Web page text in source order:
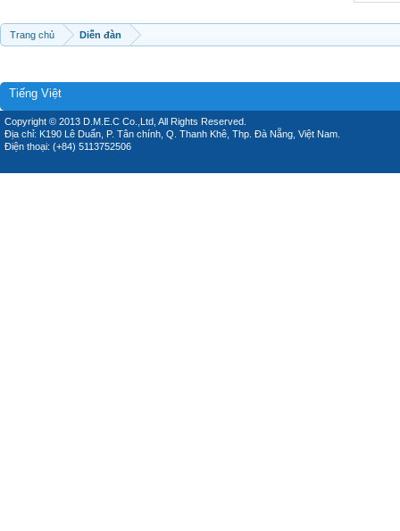
Trang chủ Diễn đàn
Tiếng Việt
Copyright © 2013 D.M.E.C Co.,Ltd, All Rights Reserved.
Địa chỉ: K190 Lê Duẩn, P. Tân chính, Q. Thanh Khê, Thp. Đà Nẵng, Việt Nam.
Điện thoại: (+84) 5113752506